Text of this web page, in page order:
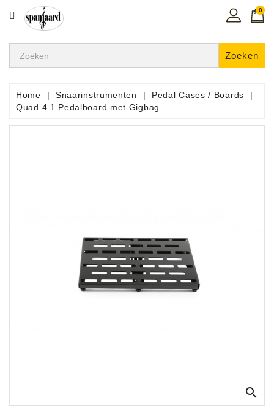
CATEGORIE
Home
In
De
Microfoons
0
Zoeken
Home Snaarinstrumenten
Pedal Cases / Boards
Quad 4.1 Pedalboard met Gigbag
